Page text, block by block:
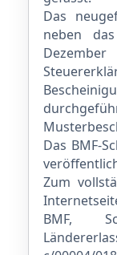
Das
neben
Das BMF-
Zum
BMF,